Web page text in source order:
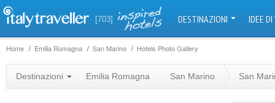
[703] DESTINAZIONI IDEE
Home Emilia Romagna San Marino Hotels Photo Gallery
Destinazioni Emilia Romagna San Marino San